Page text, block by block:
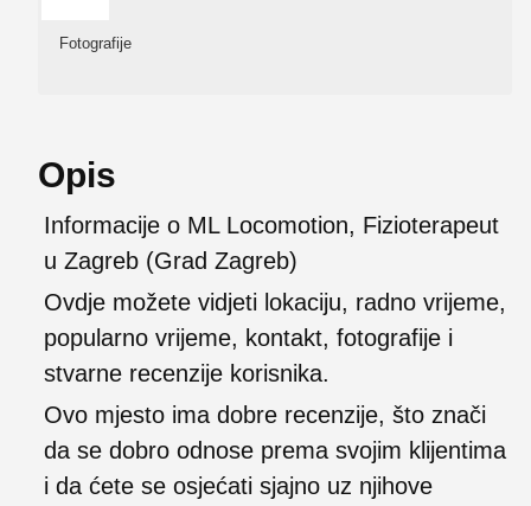
Fotografije
Opis
Informacije o ML Locomotion, Fizioterapeut
u Zagreb (Grad Zagreb)
Ovdje možete vidjeti lokaciju, radno vrijeme,
popularno vrijeme, kontakt, fotografije i
stvarne recenzije korisnika.
Ovo mjesto ima dobre recenzije, što znači
da se dobro odnose prema svojim klijentima
i da ćete se osjećati sjajno uz njihove